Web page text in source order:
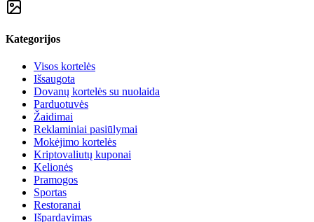
Kategorijos
Visos kortelės
Išsaugota
Dovanų kortelės su nuolaida
Parduotuvės
Žaidimai
Reklaminiai pasiūlymai
Mokėjimo kortelės
Kriptovaliutų kuponai
Kelionės
Pramogos
Sportas
Restoranai
Išpardavimas